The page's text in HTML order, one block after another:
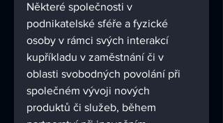
Některé společnosti v
podnikatelské sféře a fyzické
osoby v rámci svých interakcí
kupříkladu v zaměstnání či v
oblasti svobodných povolání při
společném vývoji nových
produktů či služeb, během